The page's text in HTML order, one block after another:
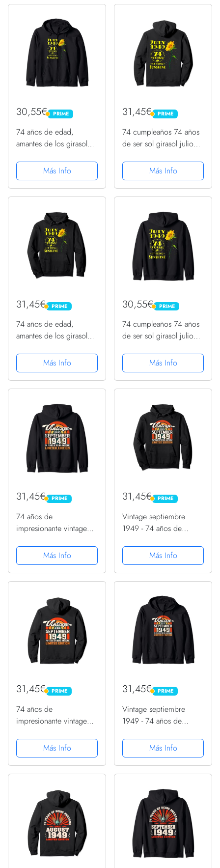
30,55€ PRIME
PRIME
74 años de edad,
amantes de los girasoles
1949, 74 cumpleaños
Sudadera con Capucha
Más Info
31,45€ PRIME
PRIME
74 cumpleaños 74 años
de ser sol girasol julio
CapuchaMás Info
31,45€ PRIME
PRIME
74 años de edad,
amantes de los girasoles
1949, 74 cumpleaños
Sudadera con Capucha
Más Info
30,55€ PRIME
PRIME
74 cumpleaños 74 años
de ser sol girasol julio
CapuchaMás Info
31,45€ PRIME
PRIME
74 años de
impresionante vintage
cumpleaños Sudadera
con Capucha
Más Info
31,45€ PRIME
PRIME
Vintage septiembre
1949 - 74 años de
cumpleaños Sudadera
con Capucha
Más Info
31,45€ PRIME
PRIME
74 años de
impresionante vintage
cumpleaños Sudadera
con Capucha
Más Info
31,45€ PRIME
PRIME
Vintage septiembre
1949 - 74 años de
cumpleaños Sudadera
con Capucha
Más Info